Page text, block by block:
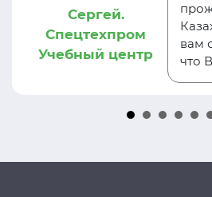
Сергей.
Спецтехпром
Учебный центр
вам
что